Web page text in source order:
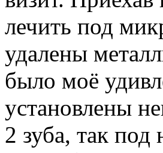
лечить под
удалены
было моё
установлены
2 зуба, так под